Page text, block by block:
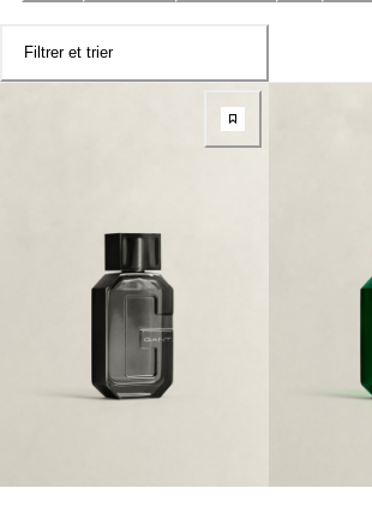
Filtrer et trier